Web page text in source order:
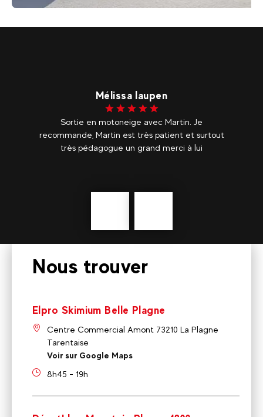
La Plagne Altitude150€
Mélissa laupen
Sortie en motoneige avec Martin. Je
recommande, Martin est très patient et surtout
très pédagogue un grand merci à lui
Nous trouver
Elpro Skimium Belle Plagne
Centre Commercial Amont 73210 La Plagne
Tarentaise
Voir sur Google Maps
8h45 - 19h